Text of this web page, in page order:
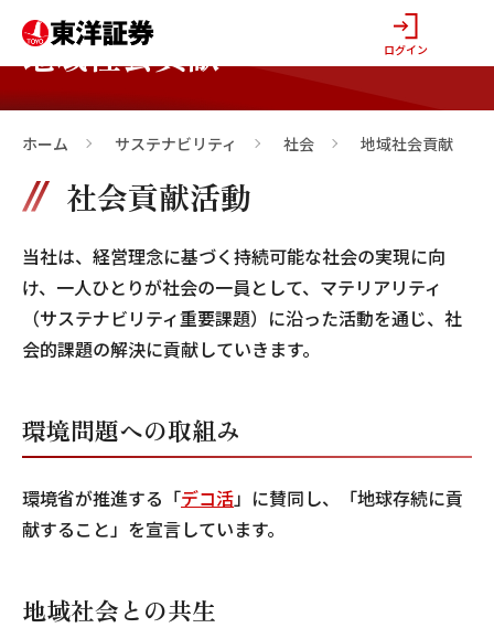
ログイン
地域社会貢献
ホーム >
サステナビリティ >
社会 >
地域社会貢献
社会貢献活動
当社は、経営理念に基づく持続可能な社会の実現に向
け、一人ひとりが社会の一員として、マテリアリティ
（サステナビリティ重要課題）に沿った活動を通じ、社
会的課題の解決に貢献していきます。
環境問題への取組み
環境省が推進する「デコ活」 に賛同し、「地球存続に貢
献すること」を宣言しています。
地域社会との共生